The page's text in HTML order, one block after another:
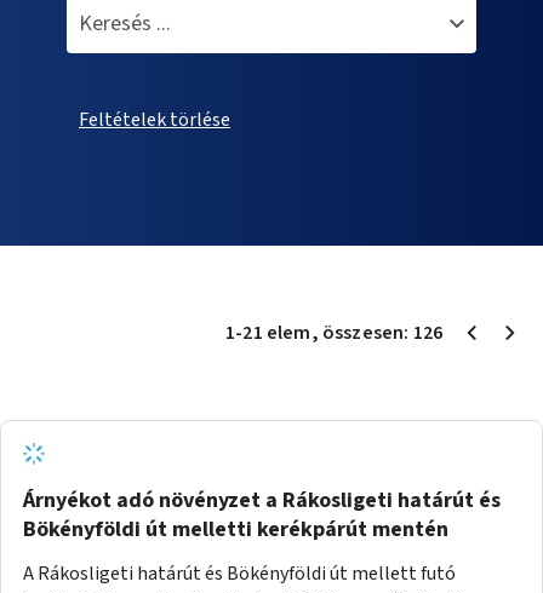
Feltételek törlése
1-21 elem, összesen: 126
Árnyékot adó növényzet a Rákosligeti határút és
Bökényföldi út melletti kerékpárút mentén
A Rákosligeti határút és Bökényföldi út mellett futó